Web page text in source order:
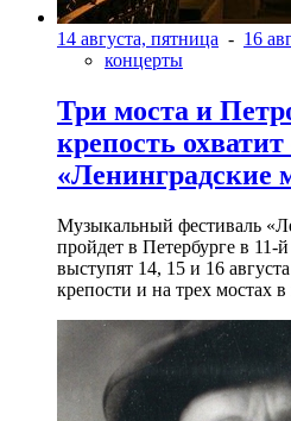
14 августа, пятница - 16
концерты
Три моста и
крепость
«Ленинградские
Музыкальный фестиваль
пройдет в Петербурге в
выступят 14, 15 и 16
крепости и на трех мостах